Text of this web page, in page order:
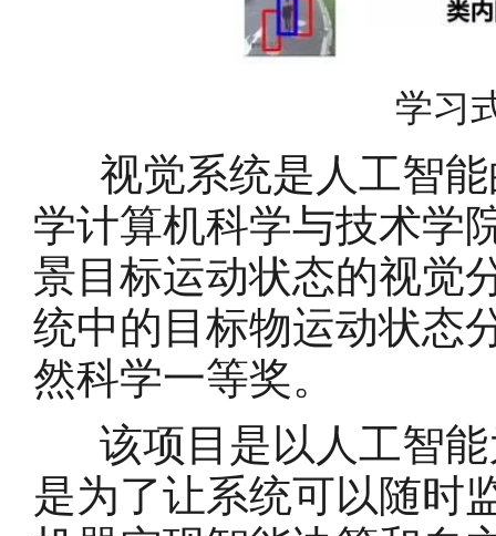
学习
视觉系统是人工智能
学计算机科学与技术学
景目标运动状态的视觉
统中的目标物运动状态
然科学一等奖。
该项目是以人工智能
是为了让系统可以随时